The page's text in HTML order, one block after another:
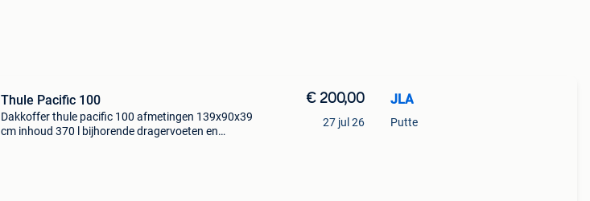
Thule Pacific 100
Dakkoffer thule pacific 100 afmetingen 139x90x39
cm inhoud 370 l bijhorende dragervoeten en
€ 200,00
27 jul 26
JLA
Putte